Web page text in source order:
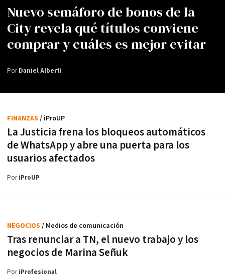
Nuevo semáforo de bonos de la
City revela qué títulos conviene
comprar y cuáles es mejor evitar
PorDaniel Alberti
La Justicia frena los bloqueos automáticos
de WhatsApp y abre una puerta para los
usuarios afectados
FINANZAS / iProUP
PoriProUP
Tras renunciar a TN, el nuevo trabajo y los
negocios de Marina Señuk
NEGOCIOS / Medios de comunicación
PoriProfesional